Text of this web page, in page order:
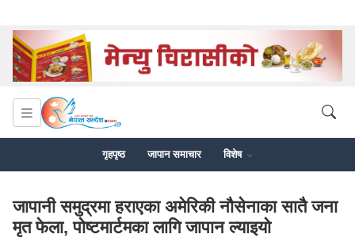
गृहपृष्ठ जापान समाचार विशेष
जापानी समुद्रमा हराएका अमेरिकी नौसेनाका सातै जना
मृत फेला, पोष्टमार्टमका लागि जापान ल्याइयो